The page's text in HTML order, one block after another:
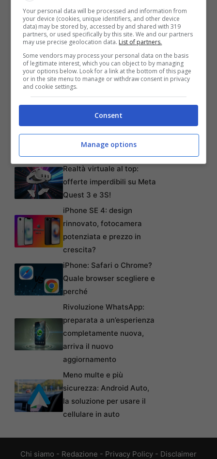
lo porta in casa con molte delle sue sfide
uniche e difficili. Date le sfide, una funzione
cam gratuita consente ai giocatori di navigare
lungo il percorso attorno ai percorsi e aiutare
a determinare una strategia.
Articoli recentiL’errore da 780 Milioni di
dollari: la storia dei Bitcoin
Realtà virtuale al top:
offerte imperdibili su Meta
Quest 3 e 3S!
iPhone SE 4: design
rinnovato, fotocamera
potenziata e prezzo in
crescita?
iPhone: Safari o Chrome?
Quale browser scegliere e
perché
Rivoluzione WhatsApp:
preparata a un’esperienza
completamente nuova,
arriva il nuovo
aggiornamento
Meno multe e più
sicurezza: Android Auto,
la soluzione per usare il
cellulare in auto
Chi siamo - Redazione - Privacy Policy - Disclaimer
Your personal data will be processed and information from
your device (cookies, unique identifiers, and other device
data) may be stored by, accessed by and shared with 319
partners, or used specifically by this site. We and our partners
may use precise geolocation data. List of partners.
Some vendors may process your personal data on the basis
of legitimate interest, which you can object to by managing
your options below. Look for a link at the bottom of this page
or in the site menu to manage or withdraw consent in privacy
and cookie settings.
Consent
Manage options